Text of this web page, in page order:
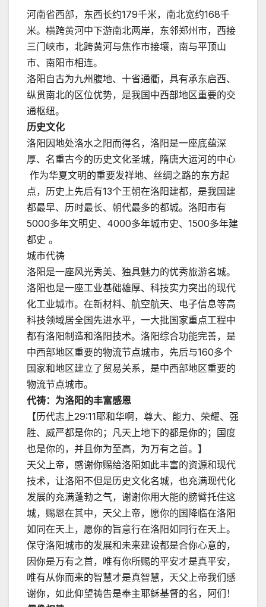
河南省西部，东西长约179千米，南北宽约168千
米。横跨黄河中下游南北两岸，东邻郑州市，西接
三门峡市，北跨黄河与焦作市接壤，南与平顶山
市、南阳市相连。
洛阳自古为九州腹地、十省通衢，具有承东启西、
纵贯南北的区位优势，是我国中西部地区重要的交
通枢纽。
历史文化
洛阳因地处洛水之阳而得名，洛阳是一座底蕴深
厚、名重古今的历史文化圣城，隋唐大运河的中心
作为华夏文明的重要发祥地、丝绸之路的东方起
点，历史上先后有13个王朝在洛阳建都，是我国建
都最早、历时最长、朝代最多的都城。洛阳市有
5000多年文明史、4000多年城市史、1500多年建
都史 。
城市代祷
洛阳是一座风光秀美、独具魅力的优秀旅游名城。
洛阳也是一座工业基础雄厚、科技实力突出的现代
化工业城市。在新材料、航空航天、电子信息等高
科技领域居全国先进水平，一大批国家重点工程中
都有洛阳制造和洛阳技术。洛阳综合功能完善，是
中西部地区重要的物流节点城市，先后与160多个
国家和地区建立了贸易关系，是中西部地区重要的
物流节点城市。
代祷：为洛阳的丰富感恩
【历代志上29:11耶和华啊，尊大、能力、荣耀、强
胜、威严都是你的；凡天上地下的都是你的；国度
也是你的，并且你为至高，为万有之首。】
天父上帝，感谢你赐给洛阳如此丰富的资源和现代
技术，让洛阳不但是历史文化名城，也充满现代化
发展的充满蓬勃之气，谢谢你用大能的膀臂托住这
城，赐恩在其中，天父上帝，愿你的国降临在洛阳
如同在天上，愿你的旨意行在洛阳如同行在天上。
保守洛阳城市的发展和未来建设都是合你心意的，
因你是万有之首，唯有你所赐的平安才是真平安，
唯有从你而来的智慧才是真智慧，天父上帝我们感
谢你，如此仰望祷告是奉主耶稣基督的名，阿们！